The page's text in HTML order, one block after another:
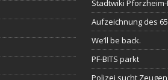
Stadtwiki
Aufzeichnung des
We’ll be back.
PF-BITS parkt
Polizei sucht